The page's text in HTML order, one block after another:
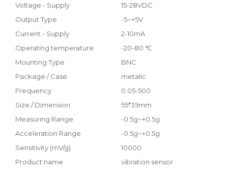
Voltage - Supply
15-28VDC
Output Type
-5~+5V
Current - Supply
2-10mA
Operating temperature
-20-80 ℃
Mounting Type
BNC
Package / Case
metalic
Frequency
0.05-500
Size / Dimension
55*35mm
Measuring Range
-0.5g~+0.5g
Acceleration Range
-0.5g~+0.5g
Sensitivity (mV/g)
10000
Product name
vibration sensor